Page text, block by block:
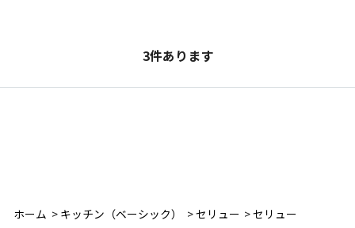
3件あります
ホーム > キッチン（ベーシック） >セリュー >セリュー